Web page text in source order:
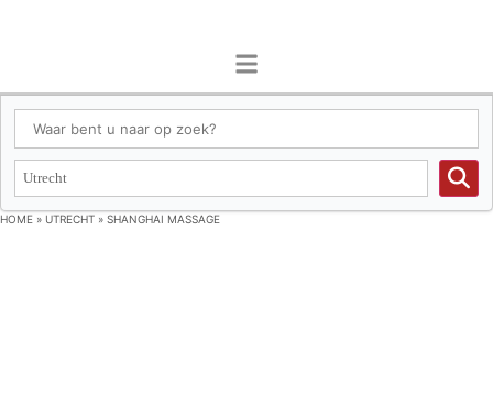
HOME » UTRECHT » SHANGHAI MASSAGE